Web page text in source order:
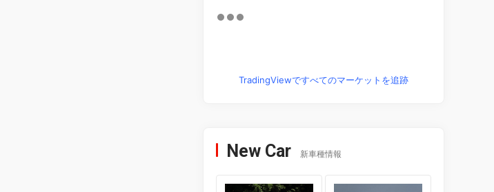
TradingViewですべてのマーケットを追跡
New Car 新車種情報